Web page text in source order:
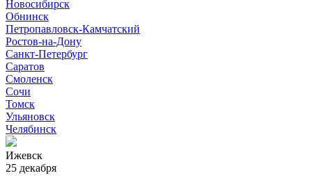
Новосибирск
Обнинск
Петропавловск-Камчатский
Ростов-на-Дону
Санкт-Петербург
Саратов
Смоленск
Сочи
Томск
Ульяновск
Челябинск
Ижевск
25 декабря